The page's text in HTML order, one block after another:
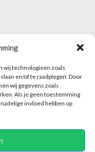
wij technologieën zoals
en/of te raadplegen. Door
wij gegevens zoals
Als je geen toestemming
invloed hebben op